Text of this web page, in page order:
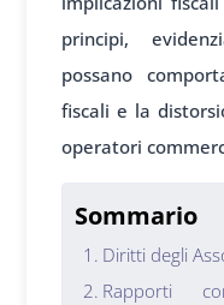
principi,
possano
fiscali e la
operatori
Sommario
Diritti degli
Rapporti